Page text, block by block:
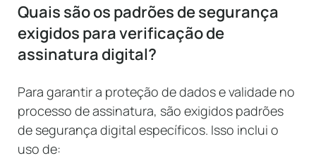
Quais são os padrões de segurança
exigidos para verificação de
assinatura digital?
Para garantir a proteção de dados e validade no
processo de assinatura, são exigidos padrões
de segurança digital específicos. Isso inclui o
uso de: